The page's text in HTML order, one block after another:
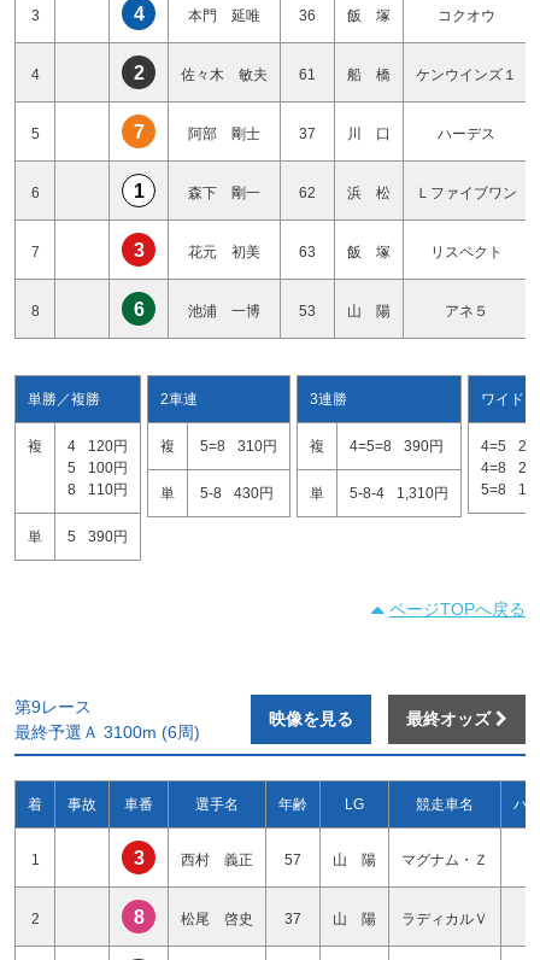
3 4 本門 延唯 36 飯 塚 コクオウ
4 2 佐々木 敏夫 61 船 橋 ケンウインズ１
5 7 阿部 剛士 37 川 口 ハーデス
6 1 森下 剛一 62 浜 松 Ｌファイブワン
7 3 花元 初美 63 飯 塚 リスペクト
8 6 池浦 一博 53 山 陽 アネ５
単勝／複勝
複 4
120円
5
100円
8
110円
単 5 390円
2車連
複 5=8 310円
単 5-8 430円
3連勝
複 4=5=8 390円
単 5-8-4 1,310円
ワイド
4=5
4=8
5=8
ページTOPへ戻る
第9レース
最終予選Ａ 3100m (6周)
映像を見る 最終オッズ
着 事故 車番 選手名 年齢 LG 競走車名 ハ
1 3 西村 義正 57 山 陽 マグナム・Ｚ
2 8 松尾 啓史 37 山 陽 ラディカルＶ